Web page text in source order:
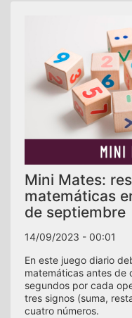
Mini Mates:
matemáticas
de septiembre
14/09/2023 - 00:01
En este juego diario
matemáticas antes de
segundos por cada
tres signos (suma,
cuatro números.